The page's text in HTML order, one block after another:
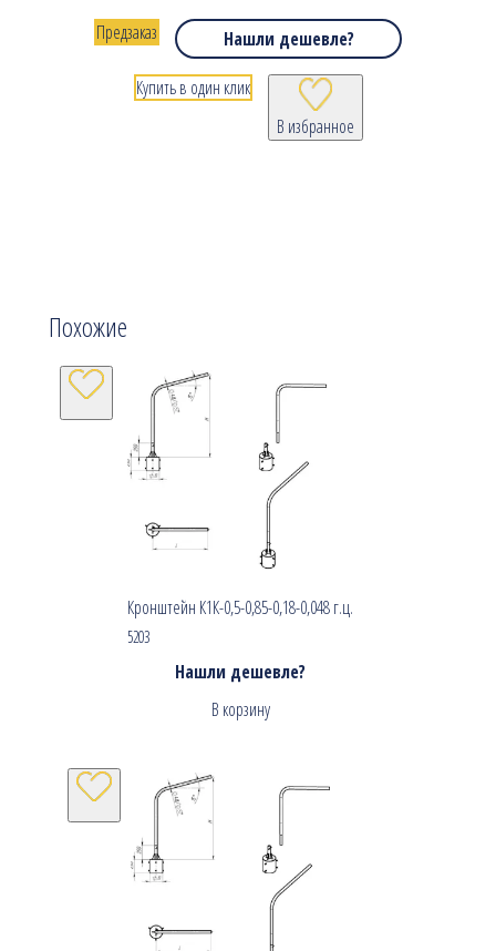
Нашли дешевле?
В избранное
Предзаказ
Купить в один клик
Похожие
Кронштейн К1К-0,5-0,85-0,18-0,048 г.ц.
5203
Нашли дешевле?
В корзину